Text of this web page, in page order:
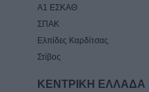
Α1 ΕΣΚΑΘ
ΣΠΑΚ
Ελπίδες Καρδίτσας
Στίβος
ΚΕΝΤΡΙΚΗ ΕΛΛΑΔΑ